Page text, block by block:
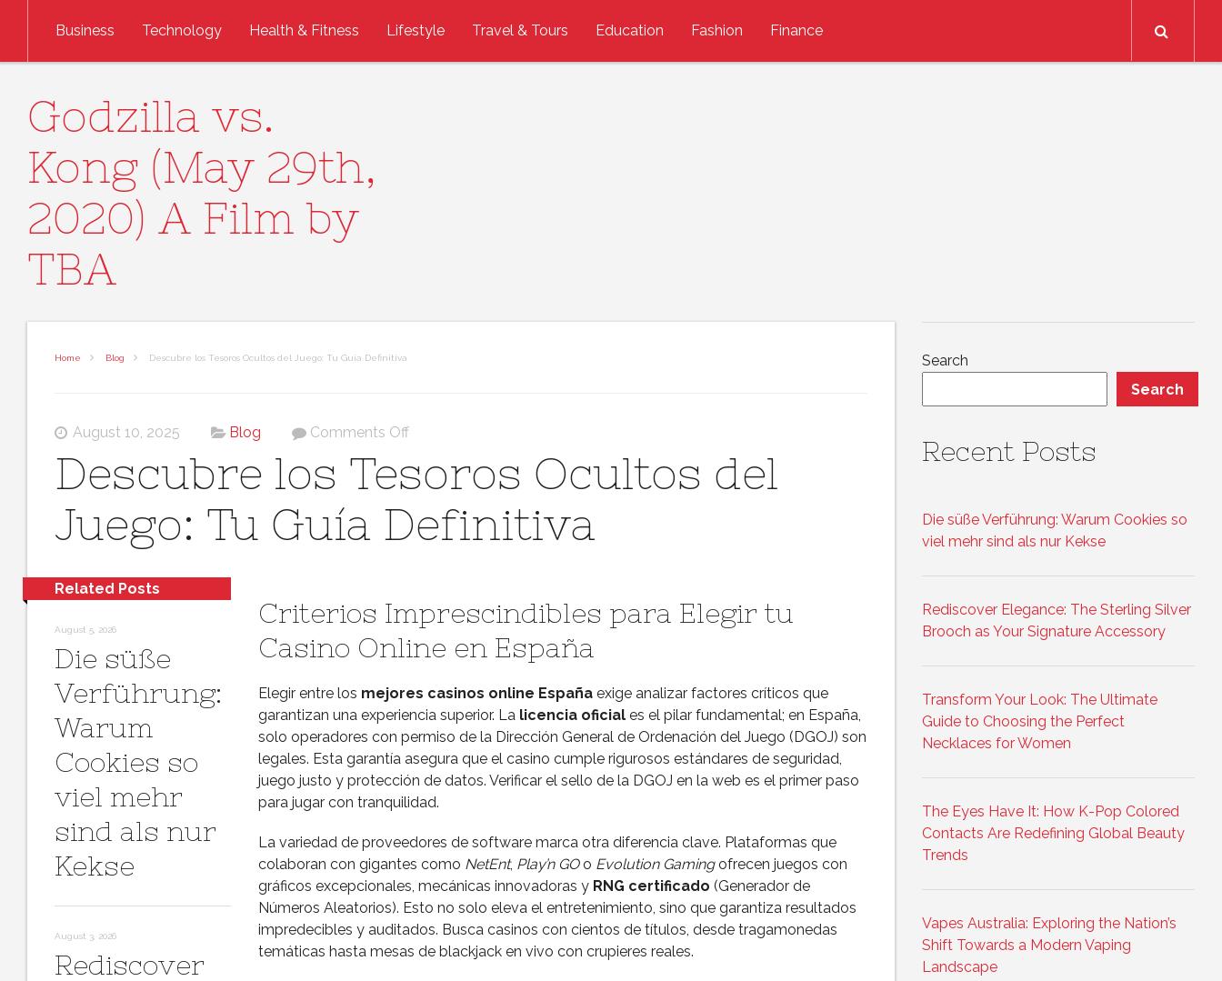
Business
Technology Health & Fitness Lifestyle Travel & Tours Education Fashion Finance
Godzilla vs.
Kong (May 29th,
2020) A Film by
TBA
Home Blog Descubre los Tesoros Ocultos del Juego: Tu Guía Definitiva
August 10, 2025 Blog Comments Offon
los
Ocultos
del
Guía
Definitiva
Descubre los Tesoros Ocultos del
Juego: Tu Guía Definitiva
Criterios Imprescindibles para Elegir tu
Casino Online en España
Elegir entre los mejores casinos online Españaexige analizar factores críticos que
garantizan una experiencia superior. La licencia oficiales el pilar fundamental; en España,
solo operadores con permiso de la Dirección General de Ordenación del Juego (DGOJ) son
legales. Esta garantía asegura que el casino cumple rigurosos estándares de seguridad,
juego justo y protección de datos. Verificar el sello de la DGOJ en la web es el primer paso
para jugar con tranquilidad.
La variedad de proveedores de software marca otra diferencia clave. Plataformas que
colaboran con gigantes como NetEnt, Play’n GOo Evolution Gamingofrecen juegos con
gráficos excepcionales, mecánicas innovadoras y RNG certificado (Generador de
Números Aleatorios). Esto no solo eleva el entretenimiento, sino que garantiza resultados
impredecibles y auditados. Busca casinos con cientos de títulos, desde tragamonedas
temáticas hasta mesas de blackjack en vivo con crupieres reales.
Related Posts
August 5, 2026
Die süße
Verführung:
Warum
Cookies so
viel mehr
sind als nur
Kekse
August 3, 2026
Rediscover
Search
Search
Recent Posts
Die süße Verführung: Warum Cookies so
viel mehr sind als nur Kekse
Rediscover Elegance: The Sterling Silver
Brooch as Your Signature Accessory
Transform Your Look: The Ultimate
Guide to Choosing the Perfect
Necklaces for Women
The Eyes Have It: How K-Pop Colored
Contacts Are Redefining Global Beauty
Trends
Vapes Australia: Exploring the Nation’s
Shift Towards a Modern Vaping
Landscape